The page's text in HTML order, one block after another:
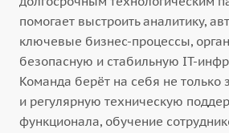
помогает выстроить аналитику,
ключевые бизнес-процессы,
безопасную и стабильную IT-
Команда берёт на себя не только
и регулярную техническую
функционала, обучение